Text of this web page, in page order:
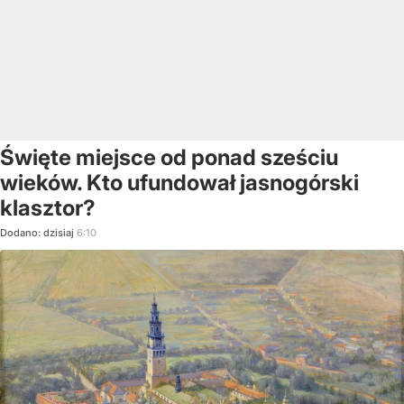
Święte miejsce od ponad sześciu
wieków. Kto ufundował jasnogórski
klasztor?
Dodano: dzisiaj 6:10